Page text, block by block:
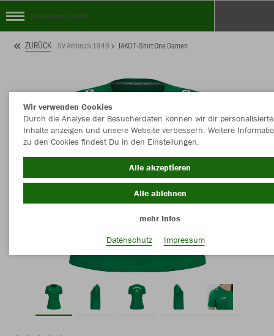
SV Arnbruck 1949
ZURÜCK SV Arnbruck 1949 JAKO T-Shirt One Damen
Wir verwenden Cookies
Durch die Analyse der Besucherdaten können wir dir personalisierte
Inhalte anzeigen und unsere Website verbessern. Weitere
zu den Cookies findest Du in den Einstellungen.
Alle akzeptieren
Alle ablehnen
mehr Infos
Datenschutz
Impressum